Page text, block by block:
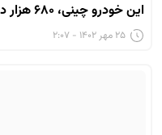
این خودرو چینی، ۶۸۰ هزار دلار قیمت دارد!
۲۵ مهر ۱۴۰۲ - ۲:۰۷